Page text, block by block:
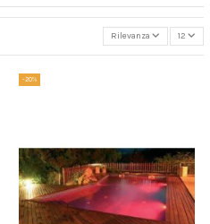
Rilevanza 12
-20%